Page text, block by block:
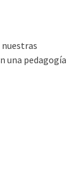
una pedagogía